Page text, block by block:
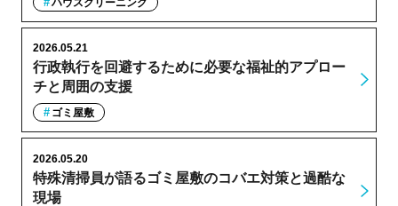
ハウスクリーニング
行政執行を回避するために必要な福祉的アプロー
チと周囲の支援
2026.05.21
ゴミ屋敷
特殊清掃員が語るゴミ屋敷のコバエ対策と過酷な
現場
2026.05.20